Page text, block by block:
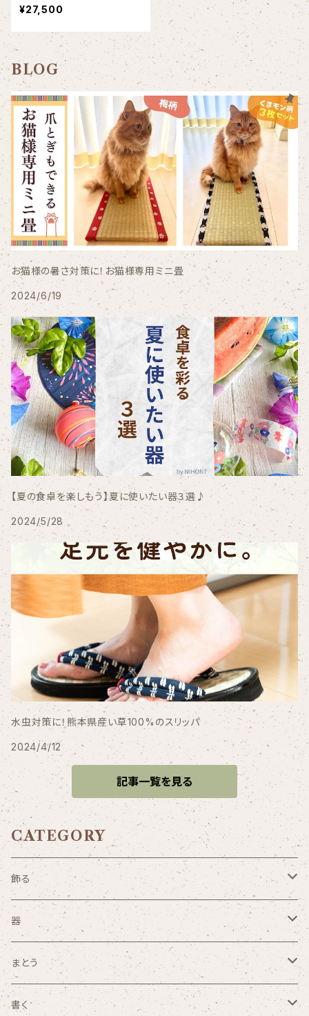
¥27,500
BLOG
お猫様の暑さ対策に！お猫様専用ミニ畳
2024/6/19
【夏の食卓を楽しもう】夏に使いたい器３選♪
2024/5/28
水虫対策に！熊本県産い草100%のスリッパ
2024/4/12
記事一覧を見る
CATEGORY
飾る
照明
アート・オブジェ
小物
器
皿・茶碗・プレート
鍋・やかん
まとう
アクセサリー
書く